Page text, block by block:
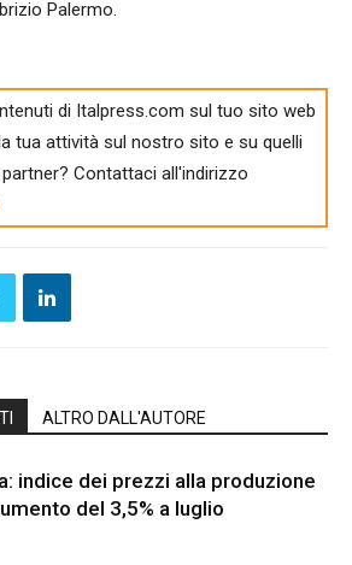
Palermo.
di Italpress.com sul tuo sito web
tua attività sul nostro sito e su quelli
Contattaci all'indirizzo
ALTRO DALL'AUTORE
indice dei prezzi alla produzione
del 3,5% a luglio